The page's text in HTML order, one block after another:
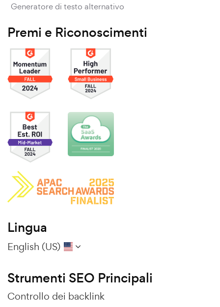
Generatore di testo alternativo
Premi e Riconoscimenti
Lingua
English (US)
Strumenti SEO Principali
Controllo dei backlink